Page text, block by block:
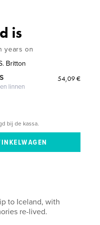
is
years on
Britton
linnen
54,09 €
bij de kassa.
to Iceland, with
re-lived.